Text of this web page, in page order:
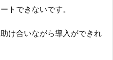
トできないです。
け合いながら導入ができれ